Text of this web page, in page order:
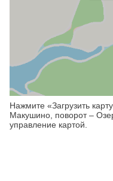
Нажмите «Загрузить
Макушино, поворот –
управление картой.